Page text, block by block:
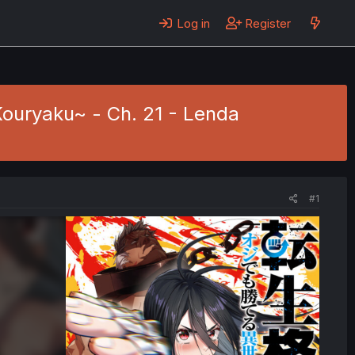
Log in Register
- Ch. 21 - Lenda
#1